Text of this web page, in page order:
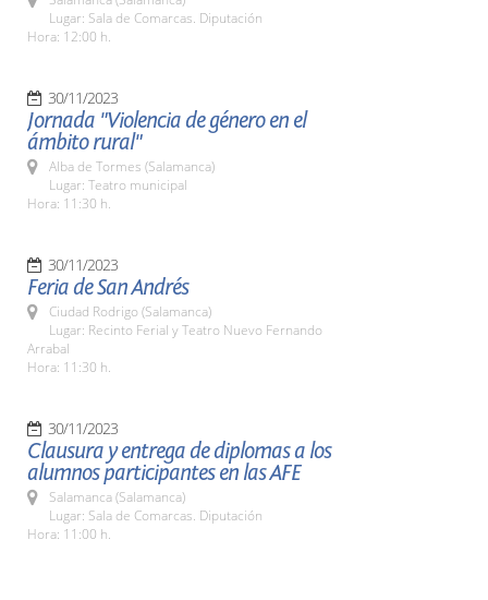
Lugar: Sala de Comarcas. Diputación
Hora: 12:00 h.
30/11/2023
Jornada "Violencia de género en el
ámbito rural"
Alba de Tormes (Salamanca)
Lugar: Teatro municipal
Hora: 11:30 h.
30/11/2023
Feria de San Andrés
Ciudad Rodrigo (Salamanca)
Lugar: Recinto Ferial y Teatro Nuevo Fernando
Arrabal
Hora: 11:30 h.
30/11/2023
Clausura y entrega de diplomas a los
alumnos participantes en las AFE
Salamanca (Salamanca)
Lugar: Sala de Comarcas. Diputación
Hora: 11:00 h.